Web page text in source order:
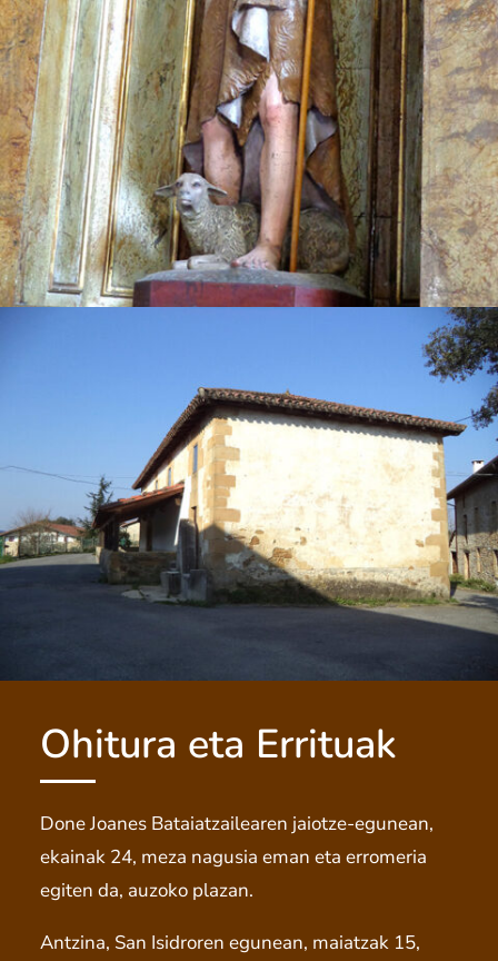
Ohitura eta Errituak
Done Joanes Bataiatzailearen jaiotze-egunean,
ekainak 24, meza nagusia eman eta erromeria
egiten da, auzoko plazan.
Antzina, San Isidroren egunean, maiatzak 15,